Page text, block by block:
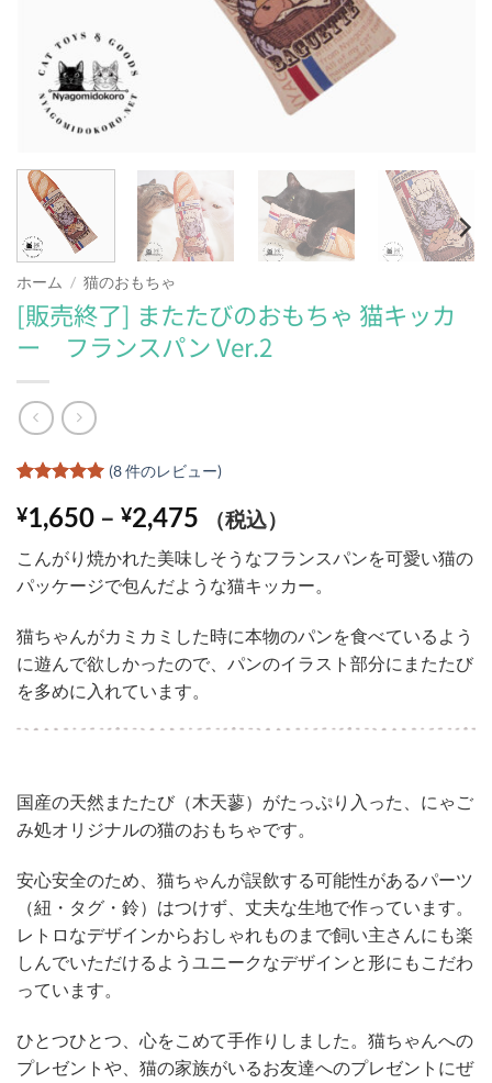
ホーム / 猫のおもちゃ
[販売終了] またたびのおもちゃ 猫キッカ
ー フランスパン Ver.2
評価に基づ
く5段階評
価のうち、
5点
(8件のレビュー)
¥1,650 – ¥2,475 価
格
帯:
¥1,650
–
¥2,475
（税込）
こんがり焼かれた美味しそうなフランスパンを可愛い猫の
パッケージで包んだような猫キッカー。
猫ちゃんがカミカミした時に本物のパンを食べているよう
に遊んで欲しかったので、パンのイラスト部分にまたたび
を多めに入れています。
国産の天然またたび（木天蓼）がたっぷり入った、にゃご
み処オリジナルの猫のおもちゃです。
安心安全のため、猫ちゃんが誤飲する可能性があるパーツ
（紐・タグ・鈴）はつけず、丈夫な生地で作っています。
レトロなデザインからおしゃれものまで飼い主さんにも楽
しんでいただけるようユニークなデザインと形にもこだわ
っています。
ひとつひとつ、心をこめて手作りしました。猫ちゃんへの
プレゼントや、猫の家族がいるお友達へのプレゼントにぜ